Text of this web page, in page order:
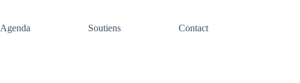
Agenda Soutiens Contact